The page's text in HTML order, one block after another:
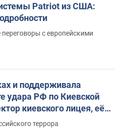
Patriot из США:
с европейскими
и поддерживала
удара РФ по Киевской
киевского лицея, её
террора